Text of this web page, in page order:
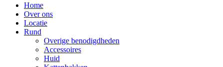
Home
Over ons
Locatie
Rund
Overige benodigdheden
Accessoires
Huid